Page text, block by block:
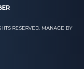
RESERVED. MANAGE BY